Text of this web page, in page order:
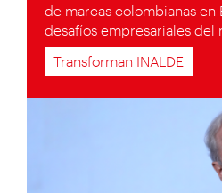
de marcas colombianas en
desafíos empresariales del
Transforman INALDE